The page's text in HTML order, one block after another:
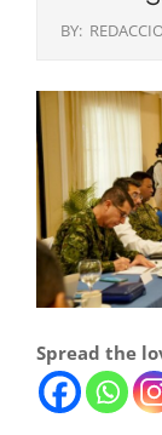
BY:
Spread the